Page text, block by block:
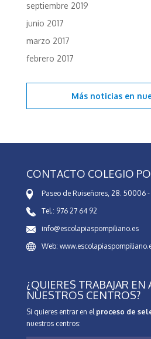
septiembre 2019
junio 2017
marzo 2017
febrero 2017
Más noticias en
CONTACTO COLEGIO
Paseo de Ruiseñores, 28. 50006
Tel.: 976 27 64 92
info@escolapiaspompiliano.es
Web:
¿QUIERES TRABAJAR EN
NUESTROS CENTROS?
Si quieres entrar en el proceso de
nuestros centros: